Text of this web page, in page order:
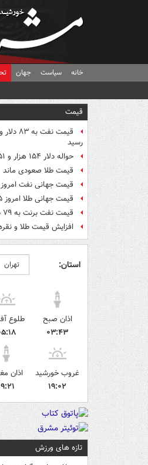
خانه سیاست جهان
قیمت
رسید
حواله دلار ۱۵۴ هزار و ۴۵۱ تومان شد
قیمت طلا صعودی ماند
قیمت جهانی نفت امروز ۱۶ مرداد
قیمت جهانی طلا امروز ۱۵ مرداد
قیمت نفت برنت به ۷۹ دلار رسید
افزایش قیمت طلا و
استان:
اذان صبح
۰۳:۴۳
طلوع
غروب خورشید
۱۹:۰۲
اذان
تازه های ورزش